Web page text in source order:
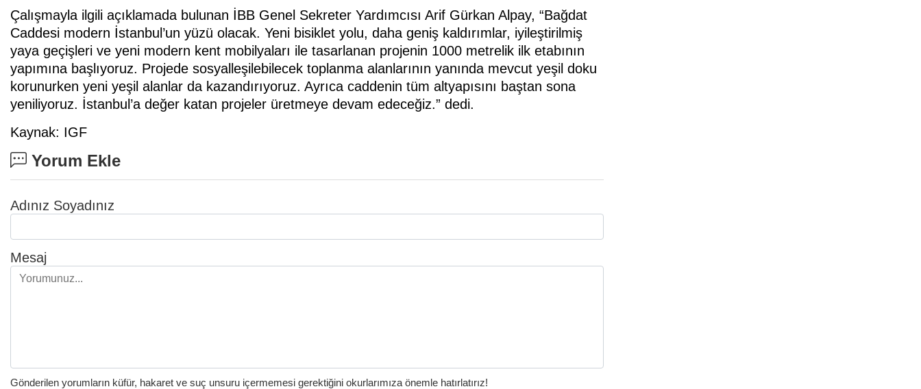
Çalışmayla ilgili açıklamada bulunan İBB Genel Sekreter Yardımcısı Arif Gürkan Alpay, “Bağdat
Caddesi modern İstanbul’un yüzü olacak. Yeni bisiklet yolu, daha geniş kaldırımlar, iyileştirilmiş
yaya geçişleri ve yeni modern kent mobilyaları ile tasarlanan projenin 1000 metrelik ilk etabının
yapımına başlıyoruz. Projede sosyalleşilebilecek toplanma alanlarının yanında mevcut yeşil doku
korunurken yeni yeşil alanlar da kazandırıyoruz. Ayrıca caddenin tüm altyapısını baştan sona
yeniliyoruz. İstanbul’a değer katan projeler üretmeye devam edeceğiz.” dedi.
Kaynak: IGF
Yorum Ekle
Adınız Soyadınız
Mesaj
Gönderilen yorumların küfür, hakaret ve suç unsuru içermemesi gerektiğini okurlarımıza önemle hatırlatırız!